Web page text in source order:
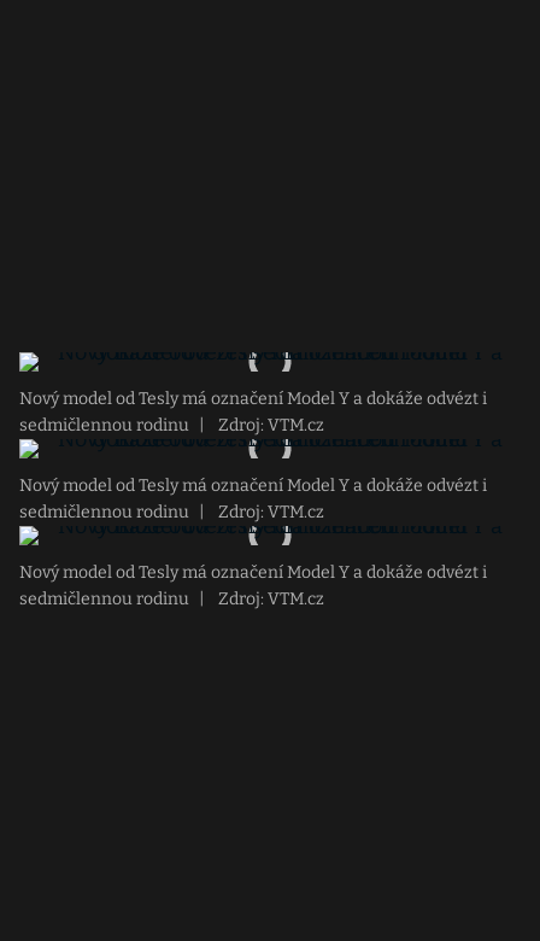
Nový model od Tesly má označení Model Y a dokáže odvézt i
sedmičlennou rodinu
Zdroj: VTM.cz
Nový model od Tesly má označení Model Y a dokáže odvézt i
sedmičlennou rodinu
Zdroj: VTM.cz
Nový model od Tesly má označení Model Y a dokáže odvézt i
sedmičlennou rodinu
Zdroj: VTM.cz